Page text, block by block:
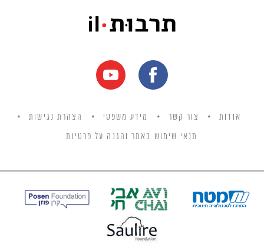
אודות צור קשר מידע משפטי הצהרת נגישות
תנאי שימוש באתר והגנה על פרטיות